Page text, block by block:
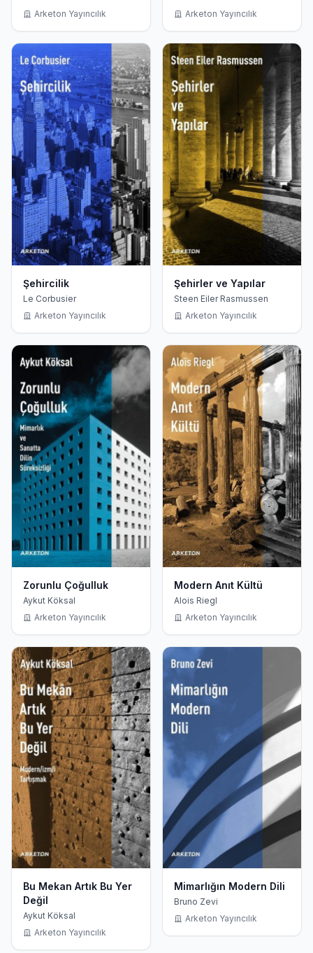
Arketon Yayıncılık
Arketon Yayıncılık
Şehircilik
Le Corbusier
Arketon Yayıncılık
Şehirler ve Yapılar
Steen Eiler Rasmussen
Arketon Yayıncılık
Zorunlu Çoğulluk
Aykut Köksal
Arketon Yayıncılık
Modern Anıt Kültü
Alois Riegl
Arketon Yayıncılık
Bu Mekan Artık Bu Yer
Değil
Aykut Köksal
Arketon Yayıncılık
Mimarlığın Modern Dili
Bruno Zevi
Arketon Yayıncılık